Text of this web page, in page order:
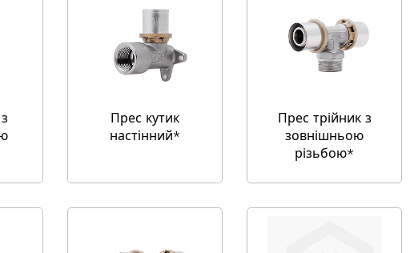
Прес кутик
настінний*
Прес трійник з
зовнішньою
різьбою*